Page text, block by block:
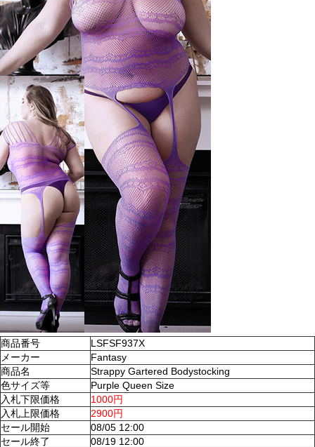
商品番号
LSFSF937X
メーカー
Fantasy
商品名
Strappy Gartered Bodystocking
色サイズ等
Purple Queen Size
入札下限価格
1000円
入札上限価格
2900円
セール開始
08/05 12:00
セール終了
08/19 12:00